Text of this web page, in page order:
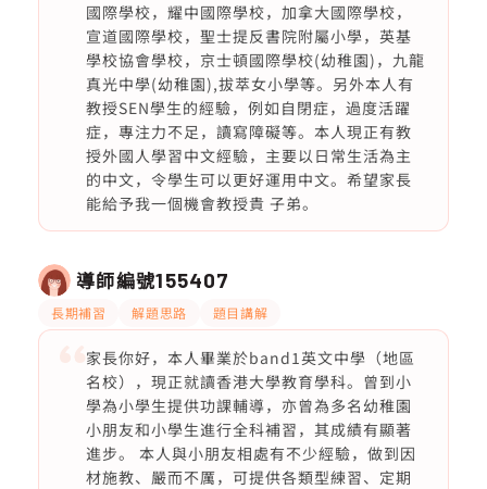
國際學校，耀中國際學校，加拿大國際學校，
宣道國際學校，聖士提反書院附屬小學，英基
學校協會學校，京士頓國際學校(幼稚園)，九龍
真光中學(幼稚園),拔萃女小學等。另外本人有
教授SEN學生的經驗，例如自閉症，過度活躍
症，專注力不足，讀寫障礙等。本人現正有教
授外國人學習中文經驗，主要以日常生活為主
的中文，令學生可以更好運用中文。希望家長
能給予我一個機會教授貴 子弟。
導師編號155407
長期補習 解題思路 題目講解
家長你好，本人畢業於band1英文中學（地區
名校），現正就讀香港大學教育學科。曾到小
學為小學生提供功課輔導，亦曾為多名幼稚園
小朋友和小學生進行全科補習，其成績有顯著
進步。 本人與小朋友相處有不少經驗，做到因
材施教、嚴而不厲，可提供各類型練習、定期